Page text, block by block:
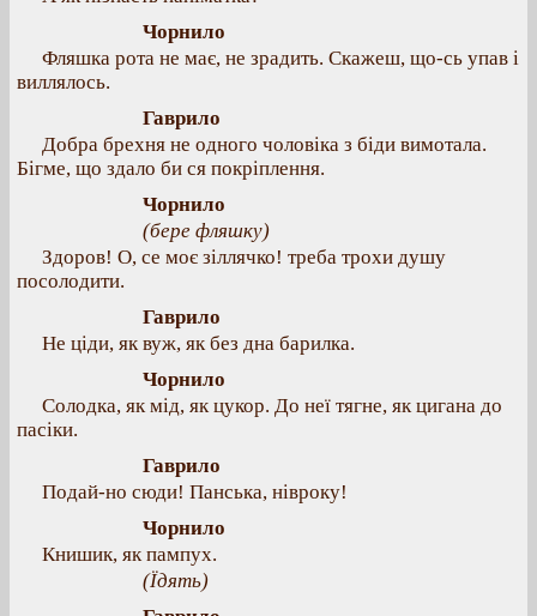
Чорнило
Фляшка рота не має, не зрадить. Скажеш, що-сь упав і
виллялось.
Гаврило
Добра брехня не одного чоловіка з біди вимотала.
Бігме, що здало би ся покріплення.
Чорнило
(бере фляшку)
Здоров! О, се моє зіллячко! треба трохи душу
посолодити.
Гаврило
Не ціди, як вуж, як без дна барилка.
Чорнило
Солодка, як мід, як цукор. До неї тягне, як цигана до
пасіки.
Гаврило
Подай-но сюди! Панська, нівроку!
Чорнило
Книшик, як пампух.
(Їдять)